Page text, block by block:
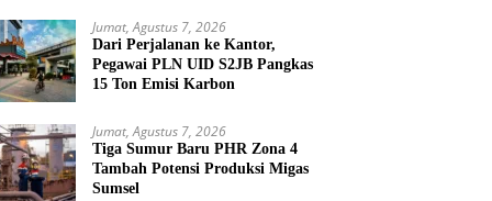
Jumat, Agustus 7, 2026
Dari Perjalanan ke Kantor,
Pegawai PLN UID S2JB Pangkas
15 Ton Emisi Karbon
Jumat, Agustus 7, 2026
Tiga Sumur Baru PHR Zona 4
Tambah Potensi Produksi Migas
Sumsel